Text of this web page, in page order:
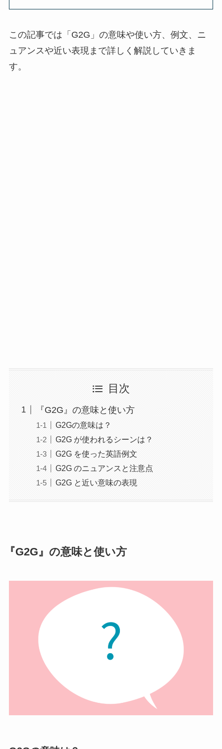
この記事では「G2G」の意味や使い方、例文、ニ
ュアンスや近い表現まで詳しく解説していきま
す。
目次
『G2G』の意味と使い方
G2Gの意味は？
G2G が使われるシーンは？
G2G を使った英語例文
G2G のニュアンスと注意点
G2G と近い意味の表現
『G2G』の意味と使い方